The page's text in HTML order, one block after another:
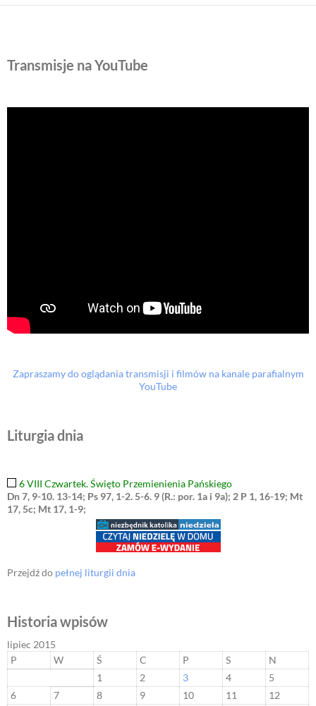
Transmisje na YouTube
Zapraszamy do oglądania transmisji i filmów na kanale parafialnym
YouTube
Liturgia dnia
6 VIII Czwartek. Święto Przemienienia Pańskiego
Dn 7, 9-10. 13-14; Ps 97, 1-2. 5-6. 9 (R.: por. 1a i 9a); 2 P 1, 16-19; Mt
17, 5c; Mt 17, 1-9;
Przejdź do pełnej liturgii dnia
Historia wpisów
lipiec 2015
P
W Ś C P S
N
1
2 3 4
5
6
7 8 9 10 11
12